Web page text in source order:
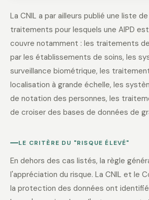
La CNIL a par ailleurs publié une liste
traitements pour lesquels une AIPD
couvre notamment : les traitements
par les établissements de soins, les
surveillance biométrique, les
localisation à grande échelle, les
de notation des personnes, les
de croiser des bases de données de
LE CRITÈRE DU "RISQUE ÉLEVÉ"
En dehors des cas listés, la règle
l'appréciation du risque. La CNIL et le
la protection des données ont